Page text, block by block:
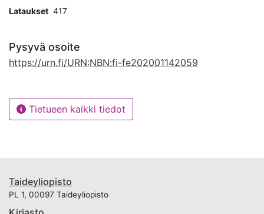
Lataukset 417
Pysyvä osoite
https://urn.fi/URN:NBN:fi-fe202001142059
Tietueen kaikki tiedot
Taideyliopisto
PL 1, 00097 Taideyliopisto